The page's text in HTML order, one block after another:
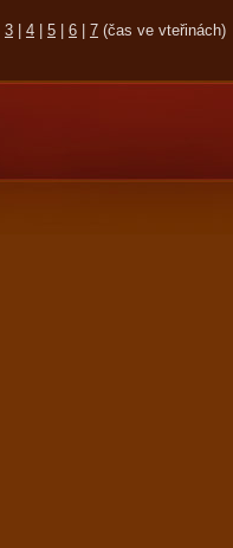
3 4 5 6 7 (čas ve vteřinách)